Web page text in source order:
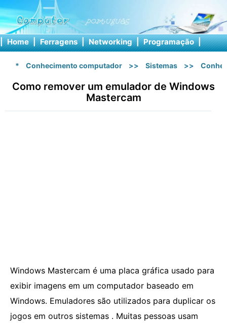
| Home | Ferragens | Networking | Programação |
* Conhecimento computador >> Sistemas >>
Como remover um emulador de Windows
Mastercam
Windows Mastercam é uma placa gráfica usado para
exibir imagens em um computador baseado em
Windows. Emuladores são utilizados para duplicar os
jogos em outros sistemas . Muitas pessoas usam